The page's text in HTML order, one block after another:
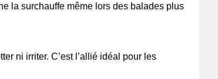
la surchauffe même lors des balades plus
ni irriter. C’est l’allié idéal pour les